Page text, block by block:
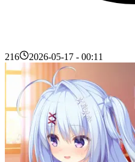
216 2026-05-17 - 00:11